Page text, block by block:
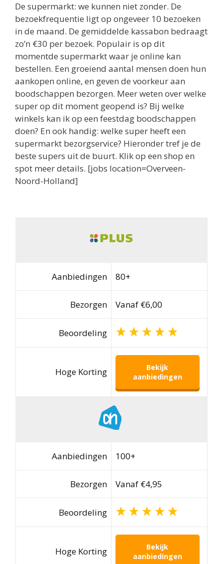
De supermarkt: we kunnen niet zonder. De
bezoekfrequentie ligt op ongeveer 10 bezoeken
in de maand. De gemiddelde kassabon bedraagt
zo’n €30 per bezoek. Populair is op dit
momentde supermarkt waar je online kan
bestellen. Een groeiend aantal mensen doen hun
aankopen online, en geven de voorkeur aan
boodschappen bezorgen. Meer weten over welke
super op dit moment geopend is? Bij welke
winkels kan ik op een feestdag boodschappen
doen? En ook handig: welke super heeft een
supermarkt bezorgservice? Hieronder tref je de
beste supers uit de buurt. Klik op een shop en
spot meer details. [jobs location=Overveen-
Noord-Holland]
Aanbiedingen 80+
Bezorgen Vanaf €6,00
Beoordeling
Hoge Korting
Bekijk
aanbiedingen
Aanbiedingen 100+
Bezorgen Vanaf €4,95
Beoordeling
Hoge Korting
Bekijk
aanbiedingen